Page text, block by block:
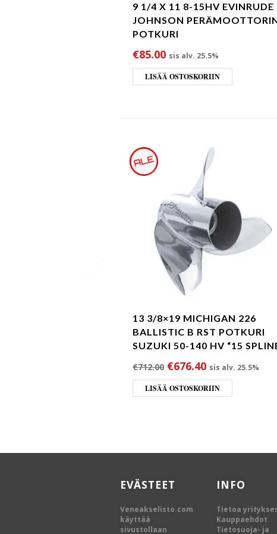
9 1/4 X 11 8-15HV EVINRUDE
JOHNSON
POTKURI
€85.00 sis alv. 25.5%
LISÄÄ OSTOSKORIIN
13 3/8×19 MICHIGAN 226
BALLISTIC B RST POTKURI
SUZUKI 50-140 HV “15
€712.00 Alkuperäinen hinta
€676.40Nykyinen
sis alv. 25.5%
LISÄÄ OSTOSKORIIN
EVÄSTEET
Veneakselisto.com
käyttää
sivustollaan
INFO
Tietoa
Kauppaehdot
Tietosuoja- ja